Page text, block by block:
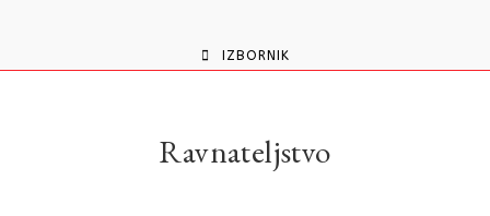
IZBORNIK
Ravnateljstvo